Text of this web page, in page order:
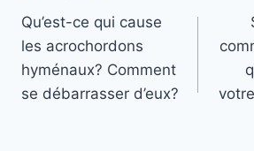
e
u
x
o
de
l’article
Qu’est-ce qui cause
les acrochordons
hyménaux? Comment
se débarrasser d’eux?